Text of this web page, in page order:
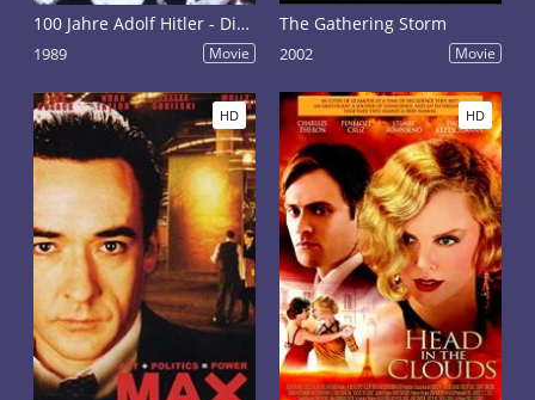
100 Jahre Adolf Hitler - Die letzte Stunde im Führerbunker
1989 Movie
The Gathering Storm
2002 Movie
HD HD